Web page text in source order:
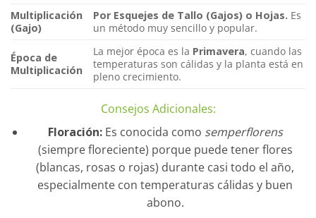
Multiplicación
(Gajo)
Por Esquejes de Tallo (Gajos) o Hojas. Es
un método muy sencillo y popular.
Época de
Multiplicación
La mejor época es la Primavera, cuando las
temperaturas son cálidas y la planta está en
pleno crecimiento.
Consejos Adicionales:
Floración:Es conocida como semperflorens
(siempre floreciente) porque puede tener flores
(blancas, rosas o rojas) durante casi todo el año,
especialmente con temperaturas cálidas y buen
abono.